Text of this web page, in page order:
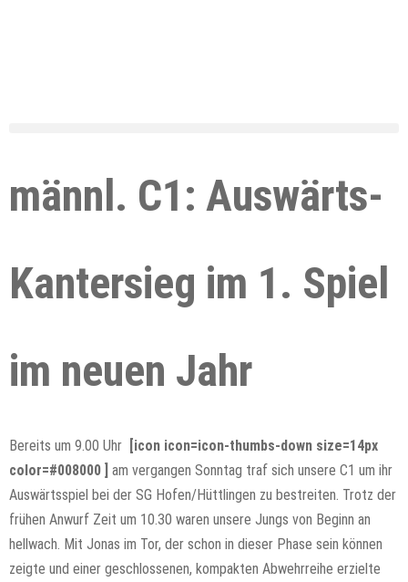
männl. C1: Auswärts-
Kantersieg im 1. Spiel
im neuen Jahr
Bereits um 9.00 Uhr [icon icon=icon-thumbs-down size=14px
color=#008000 ] am vergangen Sonntag traf sich unsere C1 um ihr
Auswärtsspiel bei der SG Hofen/Hüttlingen zu bestreiten. Trotz der
frühen Anwurf Zeit um 10.30 waren unsere Jungs von Beginn an
hellwach. Mit Jonas im Tor, der schon in dieser Phase sein können
zeigte und einer geschlossenen, kompakten Abwehrreihe erzielte